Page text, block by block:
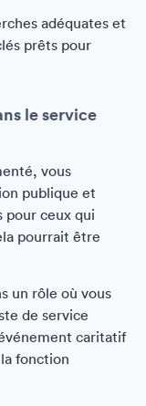
adéquates et
prêts pour
le service
vous
publique et
pour ceux qui
pourrait être
un rôle où vous
de service
caritatif
fonction